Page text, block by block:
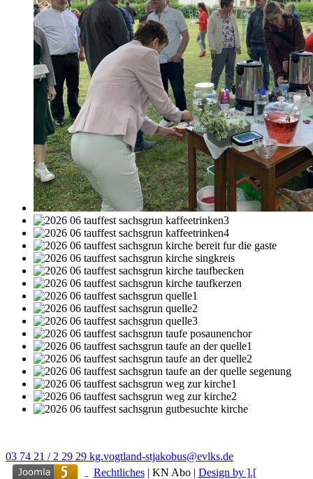
03 74 21 / 2 29 29 kg.vogtland-stjakobus@evlks.de
Rechtliches| KN Abo| Design by ].[